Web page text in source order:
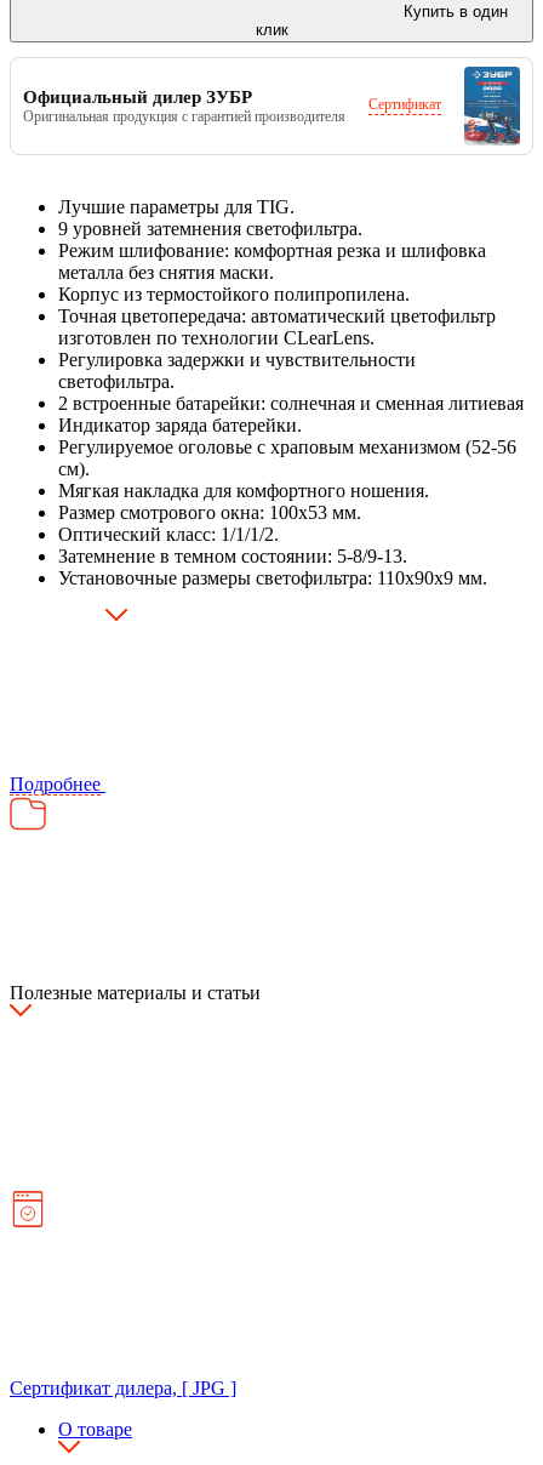
Купить в один
клик
Официальный дилер ЗУБР
Оригинальная продукция с гарантией производителя
Сертификат
Лучшие параметры для TIG.
9 уровней затемнения светофильтра.
Режим шлифование: комфортная резка и шлифовка
металла без снятия маски.
Корпус из термостойкого полипропилена.
Точная цветопередача: автоматический цветофильтр
изготовлен по технологии CLearLens.
Регулировка задержки и чувствительности
светофильтра.
2 встроенные батарейки: солнечная и сменная литиевая
Индикатор заряда батерейки.
Регулируемое оголовье с храповым механизмом (52-56
см).
Мягкая накладка для комфортного ношения.
Размер смотрового окна: 100х53 мм.
Оптический класс: 1/1/1/2.
Затемнение в темном состоянии: 5-8/9-13.
Установочные размеры светофильтра: 110х90х9 мм.
Подробнее
Полезные материалы и статьи
Сертификат дилера, [ JPG ]
О товаре